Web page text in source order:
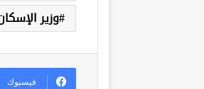
وزير
فيسبوك